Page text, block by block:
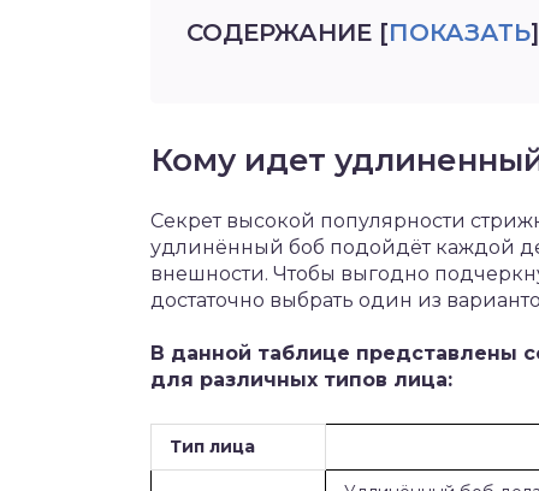
СОДЕРЖАНИЕ [ПОКАЗАТЬ]
Кому идет
Секрет высокой популярности
удлинённый боб подойдёт каждой
внешности. Чтобы выгодно
достаточно выбрать один из
В данной таблице представлены
для различных типов лица:
Тип лица